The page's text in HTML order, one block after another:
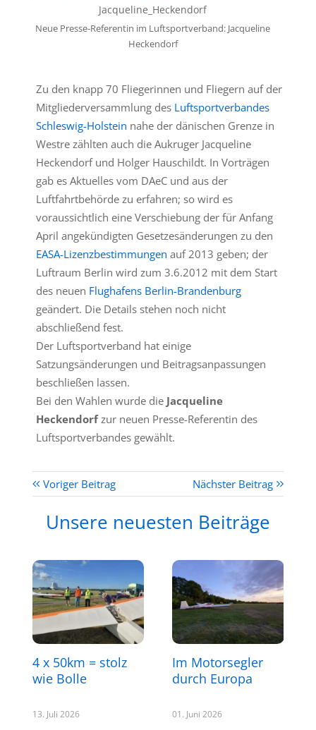
Jacqueline_Heckendorf
Neue Presse-Referentin im Luftsportverband: Jacqueline
Heckendorf
Zu den knapp 70 Fliegerinnen und Fliegern auf der
Mitgliederversammlung des Luftsportverbandes
Schleswig-Holstein nahe der dänischen Grenze in
Westre zählten auch die Aukruger Jacqueline
Heckendorf und Holger Hauschildt. In Vorträgen
gab es Aktuelles vom DAeC und aus der
Luftfahrtbehörde zu erfahren; so wird es
voraussichtlich eine Verschiebung der für Anfang
April angekündigten Gesetzesänderungen zu den
EASA-Lizenzbestimmungen auf 2013 geben; der
Luftraum Berlin wird zum 3.6.2012 mit dem Start
des neuen Flughafens Berlin-Brandenburg
geändert. Die Details stehen noch nicht
abschließend fest.
Der Luftsportverband hat einige
Satzungsänderungen und Beitragsanpassungen
beschließen lassen.
Bei den Wahlen wurde die Jacqueline
Heckendorfzur neuen Presse-Referentin des
Luftsportverbandes gewählt.
Voriger Beitrag Nächster Beitrag
Unsere neuesten Beiträge
4 x 50km = stolz
wie Bolle
13. Juli 2026
Im Motorsegler
durch Europa
01. Juni 2026